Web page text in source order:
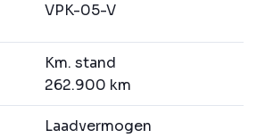
VPK-05-V
Km. stand
262.900 km
Laadvermogen